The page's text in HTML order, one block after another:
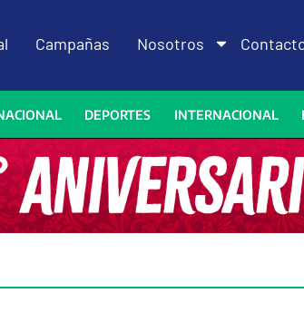
Campañas Nosotros
DEPORTES INTERNACIONAL